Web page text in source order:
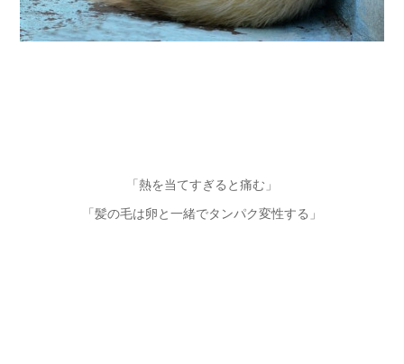
「熱を当てすぎると痛む」
「髪の毛は卵と一緒でタンパク変性する」